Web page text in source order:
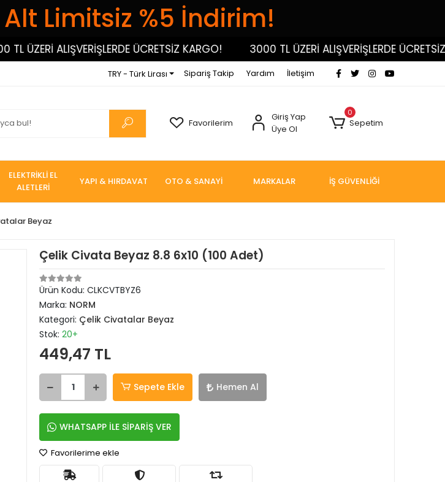
Limitsiz %5 İndirim!
ÜZERİ ALIŞVERİŞLERDE ÜCRETSİZ KARGO! 3000 TL ÜZERİ ALIŞVERİŞLERDE ÜCRETSİZ
TRY - Türk Lirası Sipariş Takip Yardım İletişim
Favorilerim
Giriş Yap
Üye Ol
0
Sepetim
ELEKTRİKLİ EL
ALETLERİ
YAPI & HIRDAVAT OTO & SANAYİ MARKALAR İŞ GÜVENLİĞİ
Beyaz
Çelik Civata Beyaz 8.8 6x10 (100 Adet)
Ürün Kodu: CLKCVTBYZ6
Marka: NORM
Kategori: Çelik Civatalar Beyaz
Stok: 20+
449,47 TL
Sepete Ekle Hemen Al
WHATSAPP İLE SİPARİŞ VER
Favorilerime ekle